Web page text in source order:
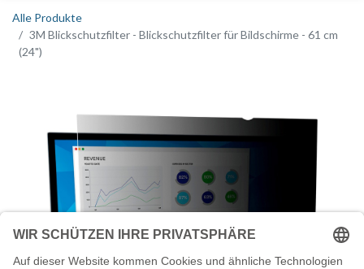
Alle Produkte
3M Blickschutzfilter - Blickschutzfilter für Bildschirme - 61 cm
(24")